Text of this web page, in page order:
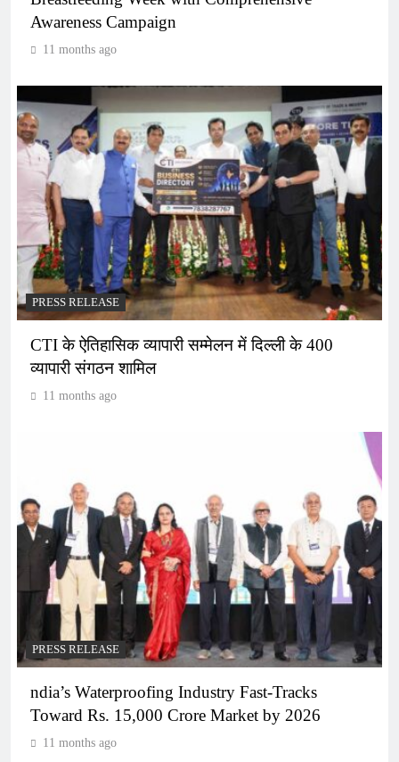
Awareness Campaign
11 months ago
PRESS RELEASE
CTI के ऐतिहासिक व्यापारी सम्मेलन में दिल्ली के 400
व्यापारी संगठन शामिल
11 months ago
PRESS RELEASE
ndia’s Waterproofing Industry Fast-Tracks
Toward Rs. 15,000 Crore Market by 2026
11 months ago